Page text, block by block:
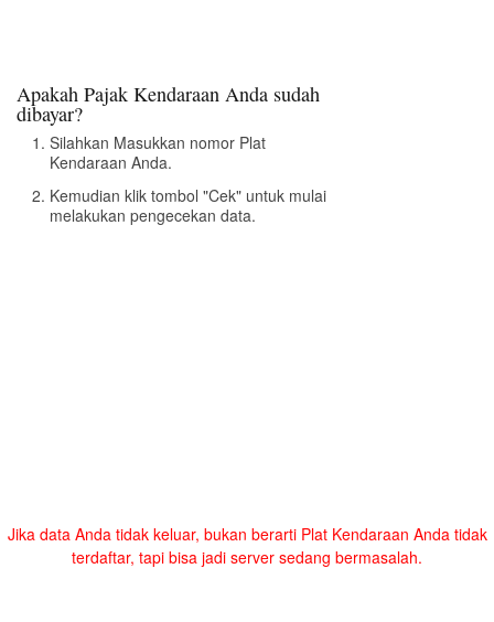
Apakah Pajak Kendaraan Anda sudah
dibayar?
Silahkan Masukkan nomor Plat
Kendaraan Anda.
Kemudian klik tombol "Cek" untuk mulai
melakukan pengecekan data.
Jika data Anda tidak keluar, bukan berarti Plat Kendaraan Anda tidak
terdaftar, tapi bisa jadi server sedang bermasalah.